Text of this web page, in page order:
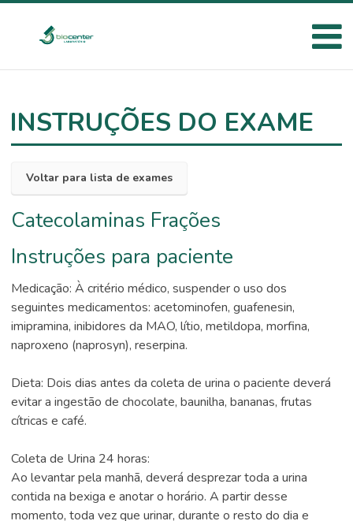
INSTRUÇÕES DO EXAME
Voltar para lista de exames
Catecolaminas Frações
Instruções para paciente
Medicação: À critério médico, suspender o uso dos
seguintes medicamentos: acetominofen, guafenesin,
imipramina, inibidores da MAO, lítio, metildopa, morfina,
naproxeno (naprosyn), reserpina.
Dieta: Dois dias antes da coleta de urina o paciente deverá
evitar a ingestão de chocolate, baunilha, bananas, frutas
cítricas e café.
Coleta de Urina 24 horas:
Ao levantar pela manhã, deverá desprezar toda a urina
contida na bexiga e anotar o horário. A partir desse
momento, toda vez que urinar, durante o resto do dia e